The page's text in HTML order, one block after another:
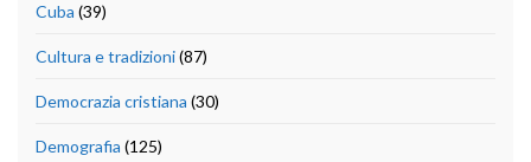
Cuba (39)
Cultura e tradizioni(87)
Democrazia cristiana (30)
Demografia (125)